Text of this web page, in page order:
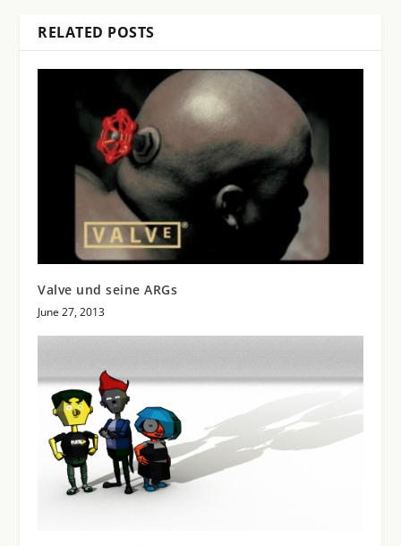
RELATED POSTS
Valve und seine ARGs
June 27, 2013